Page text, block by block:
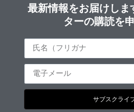
最新情報をお届けしま
ターの購読を
サブスクライ